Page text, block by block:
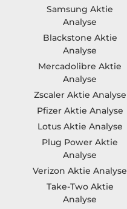
Samsung Aktie
Analyse
Blackstone Aktie
Analyse
Mercadolibre Aktie
Analyse
Zscaler Aktie Analyse
Pfizer Aktie Analyse
Lotus Aktie Analyse
Plug Power Aktie
Analyse
Verizon Aktie Analyse
Take-Two Aktie
Analyse